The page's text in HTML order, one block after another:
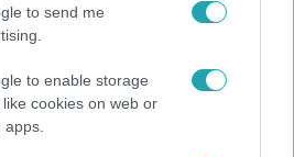
to send me
to enable storage
cookies on web or